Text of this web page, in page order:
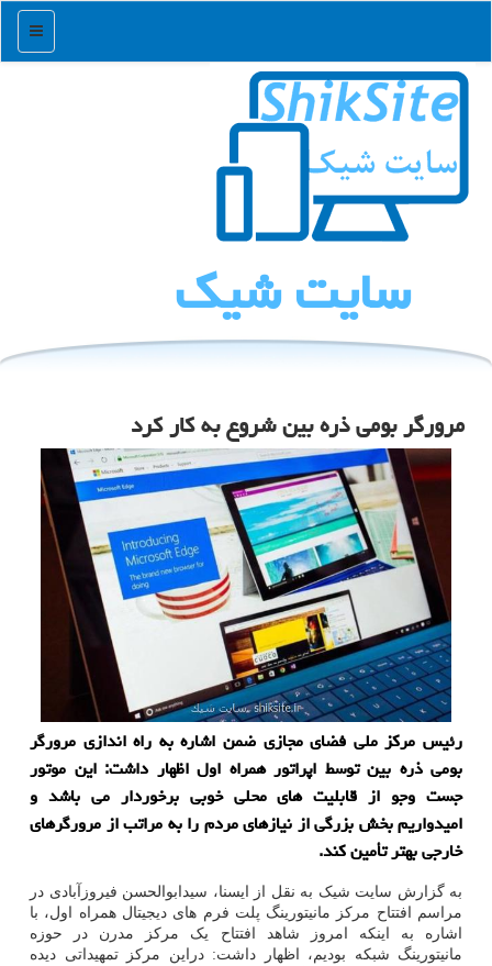
منو
سایت شیك
مرورگر بومی ذره بین شروع به كار كرد
رئیس مرکز ملی فضای مجازی ضمن اشاره به راه اندازی مرورگر
بومی ذره بین توسط اپراتور همراه اول اظهار داشت: این موتور
جست وجو از قابلیت های محلی خوبی برخوردار می باشد و
امیدواریم بخش بزرگی از نیازهای مردم را به مراتب از مرورگرهای
خارجی بهتر تأمین کند.
به گزارش سایت شیک به نقل از ایسنا، سیدابوالحسن فیروزآبادی در
مراسم افتتاح مرکز مانیتورینگ پلت فرم های دیجیتال همراه اول، با
اشاره به اینکه امروز شاهد افتتاح یک مرکز مدرن در حوزه
مانیتورینگ شبکه بودیم، اظهار داشت: دراین مرکز تمهیداتی دیده